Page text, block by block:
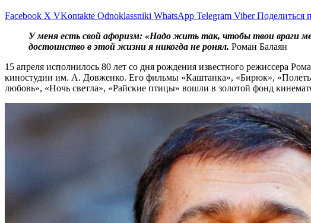
Facebook X VKontakte Odnoklassniki WhatsApp Telegram Viber Поделиться
У меня есть свой афоризм: «Надо жить так, чтобы твои враги
достоинство в этой жизни я никогда не ронял. Роман Балаян
15 апреля исполнилось 80 лет со дня рождения известного режиссера
киностудии им. А. Довженко. Его фильмы «Каштанка», «Бирюк»,
любовь», «Ночь светла», «Райские птицы» вошли в золотой фонд